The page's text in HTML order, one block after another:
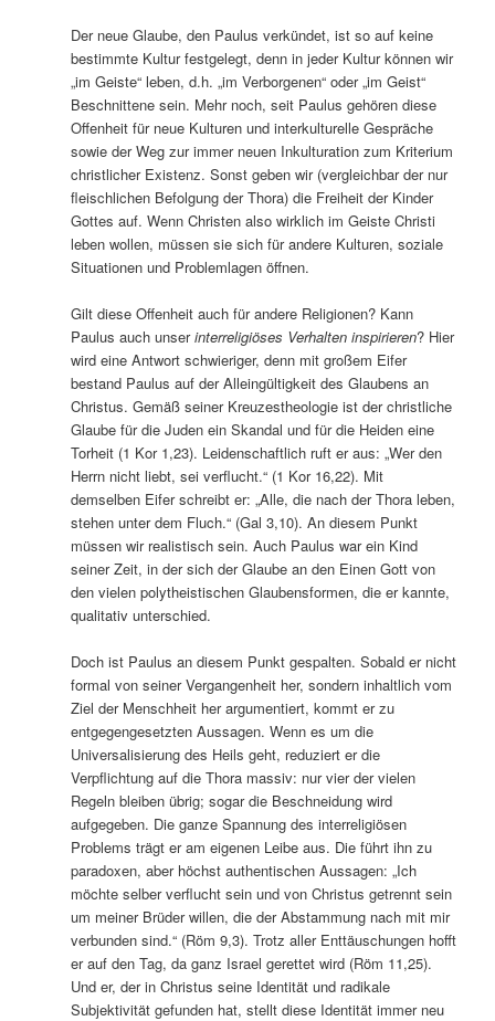
Der neue Glaube, den Paulus verkündet, ist so auf keine
bestimmte Kultur festgelegt, denn in jeder Kultur können wir
„im Geiste“ leben, d.h. „im Verborgenen“ oder „im Geist“
Beschnittene sein. Mehr noch, seit Paulus gehören diese
Offenheit für neue Kulturen und interkulturelle Gespräche
sowie der Weg zur immer neuen Inkulturation zum Kriterium
christlicher Existenz. Sonst geben wir (vergleichbar der nur
fleischlichen Befolgung der Thora) die Freiheit der Kinder
Gottes auf. Wenn Christen also wirklich im Geiste Christi
leben wollen, müssen sie sich für andere Kulturen, soziale
Situationen und Problemlagen öffnen.
Gilt diese Offenheit auch für andere Religionen? Kann
Paulus auch unserinterreligiöses Verhalten inspirieren? Hier
wird eine Antwort schwieriger, denn mit großem Eifer
bestand Paulus auf der Alleingültigkeit des Glaubens an
Christus. Gemäß seiner Kreuzestheologie ist der christliche
Glaube für die Juden ein Skandal und für die Heiden eine
Torheit (1 Kor 1,23). Leidenschaftlich ruft er aus: „Wer den
Herrn nicht liebt, sei verflucht.“ (1 Kor 16,22). Mit
demselben Eifer schreibt er: „Alle, die nach der Thora leben,
stehen unter dem Fluch.“ (Gal 3,10). An diesem Punkt
müssen wir realistisch sein. Auch Paulus war ein Kind
seiner Zeit, in der sich der Glaube an den Einen Gott von
den vielen polytheistischen Glaubensformen, die er kannte,
qualitativ unterschied.
Doch ist Paulus an diesem Punkt gespalten. Sobald er nicht
formal von seiner Vergangenheit her, sondern inhaltlich vom
Ziel der Menschheit her argumentiert, kommt er zu
entgegengesetzten Aussagen. Wenn es um die
Universalisierung des Heils geht, reduziert er die
Verpflichtung auf die Thora massiv: nur vier der vielen
Regeln bleiben übrig; sogar die Beschneidung wird
aufgegeben. Die ganze Spannung des interreligiösen
Problems trägt er am eigenen Leibe aus. Die führt ihn zu
paradoxen, aber höchst authentischen Aussagen: „Ich
möchte selber verflucht sein und von Christus getrennt sein
um meiner Brüder willen, die der Abstammung nach mit mir
verbunden sind.“ (Röm 9,3). Trotz aller Enttäuschungen hofft
er auf den Tag, da ganz Israel gerettet wird (Röm 11,25).
Und er, der in Christus seine Identität und radikale
Subjektivität gefunden hat, stellt diese Identität immer neu